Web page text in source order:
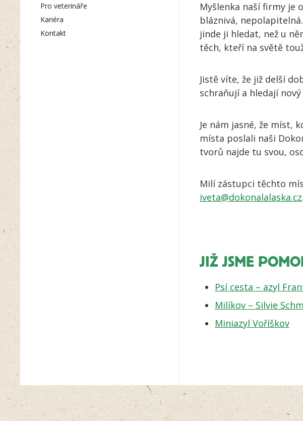
Pro veterináře
Kariéra
Kontakt
Myšlenka naší firmy je
bláznivá,
jinde ji hledat, než u
těch, kteří na světě
Jistě víte, že již delší
schraňují a hledají
Je nám jasné, že míst,
místa poslali naši
tvorů najde tu svou,
Milí zástupci těchto
iveta@dokonalalaska.cz
JIŽ JSME
Psí cesta – azyl
Milíkov – Silvie
Miniazyl Voříškov